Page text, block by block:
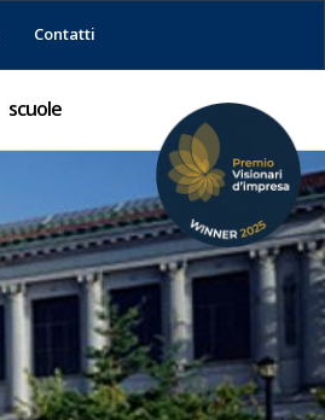
Contatti
scuole